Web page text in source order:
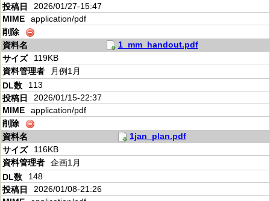
2026/01/27-15:47
application/pdf
1_mm_handout.pdf
119KB
月例1月
113
2026/01/15-22:37
application/pdf
1jan_plan.pdf
116KB
企画1月
148
2026/01/08-21:26